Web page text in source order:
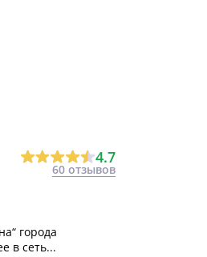
4.7
60 отзывов
города
в сеть...